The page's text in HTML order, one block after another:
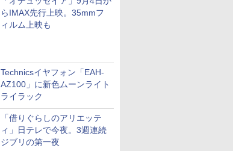
らIMAX先行上映。35mmフ
ィルム上映も
Technicsイヤフォン「EAH-
AZ100」に新色ムーンライト
ライラック
「借りぐらしのアリエッテ
ィ」日テレで今夜。3週連続
ジブリの第一夜